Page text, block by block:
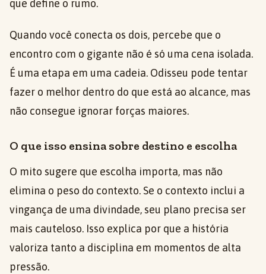
que define o rumo.
Quando você conecta os dois, percebe que o
encontro com o gigante não é só uma cena isolada.
É uma etapa em uma cadeia. Odisseu pode tentar
fazer o melhor dentro do que está ao alcance, mas
não consegue ignorar forças maiores.
O que isso ensina sobre destino e escolha
O mito sugere que escolha importa, mas não
elimina o peso do contexto. Se o contexto inclui a
vingança de uma divindade, seu plano precisa ser
mais cauteloso. Isso explica por que a história
valoriza tanto a disciplina em momentos de alta
pressão.